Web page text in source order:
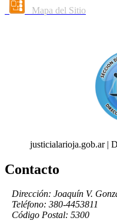
Mapa del Sitio
justicialarioja.gob.ar |
Contacto
Dirección: Joaquín V.
Teléfono: 380-4453811
Código Postal: 5300